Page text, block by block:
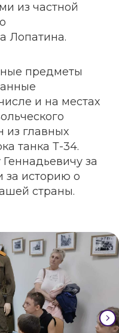
из частной
Лопатина.
предметы
и на местах
из главных
танка Т-34.
за
за историю о
страны.